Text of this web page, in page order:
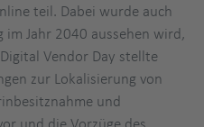
teil. Dabei wurde auch
im Jahr 2040 aussehen wird,
Vendor Day stellte
zur Lokalisierung von
und
und die Vorzüge des